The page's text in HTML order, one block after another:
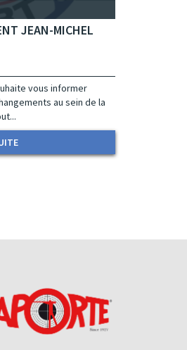
JEAN-MICHEL
vous informer
au sein de la